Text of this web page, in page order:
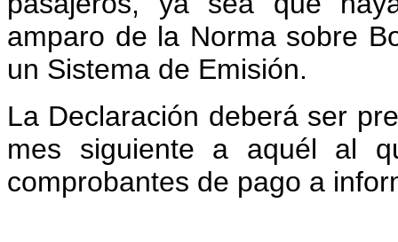
amparo de la Norma sobre
un Sistema de Emisión.
La Declaración deberá ser
mes siguiente a aquél al
comprobantes de pago a